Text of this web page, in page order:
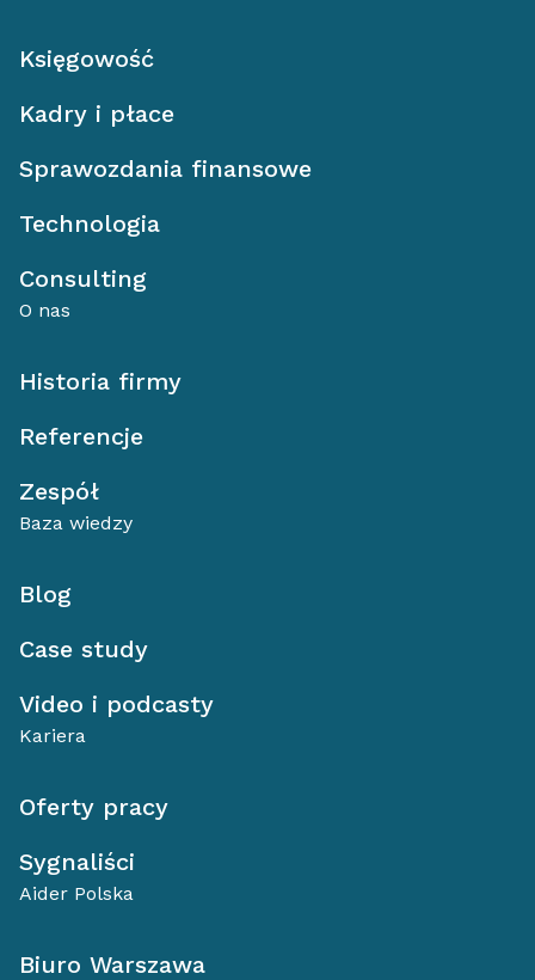
Księgowość
Kadry i płace
Sprawozdania finansowe
Technologia
Consulting
O nas
Historia firmy
Referencje
Zespół
Baza wiedzy
Blog
Case study
Video i podcasty
Kariera
Oferty pracy
Sygnaliści
Aider Polska
Biuro Warszawa